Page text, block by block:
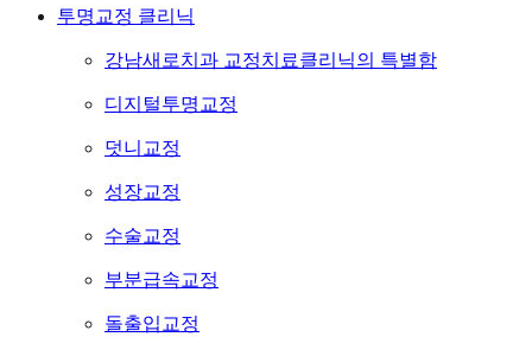
투명교정 클리닉
강남새로치과 교정치료클리닉의 특별함
디지털투명교정
덧니교정
성장교정
수술교정
부분급속교정
돌출입교정